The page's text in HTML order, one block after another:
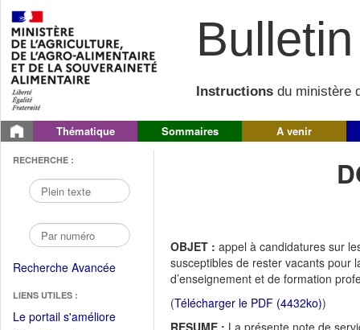
Instructions du ministère
Thématique Sommaires A venir
RECHERCHE :
Recherche Avancée
LIENS UTILES :
Le portail s'améliore(Fichier
OBJET : appel à candidatures sur
susceptibles de rester vacants pour
d’enseignement et de formation
(Télécharger le PDF (4432ko))
RESUME : La présente note de